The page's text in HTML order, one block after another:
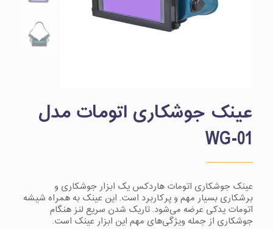
عینک جوشکاری اتومات مدل
WG-01
عینک جوشکاری اتومات هاردکس یک ابزار جوشکاری و
برشکاری بسیار مهم و پرکاربرد است. این عینک به همراه شیشه
اتومات یدکی عرضه می‌شود. تاریک شدن سریع لنز هنگام
جوشکاری از جمله ویژگی‌های مهم این ابزار عینک است.